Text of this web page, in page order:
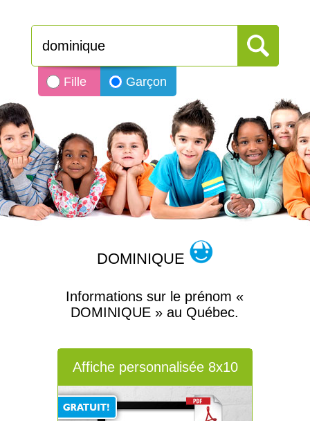
Fille Garçon
DOMINIQUE
Informations sur le prénom «
DOMINIQUE » au Québec.
Affiche personnalisée 8x10